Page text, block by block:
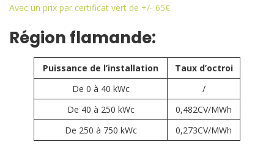
Avec un prix par certificat vert de +/- 65€
Région flamande:
Puissance de l’installation
Taux d’octroi
De 0 à 40 kWc
/
De 40 à 250 kWc
0,482CV/MWh
De 250 à 750 kWc
0,273CV/MWh